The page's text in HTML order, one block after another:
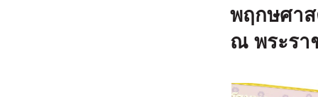
พฤกษศาส
ณ พระรา